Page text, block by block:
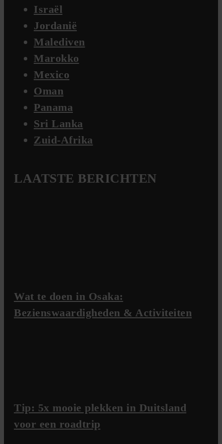
Israël
Jordanië
Malediven
Marokko
Mexico
Oman
Panama
Sri Lanka
Zuid-Afrika
LAATSTE BERICHTEN
Wat te doen in Osaka:
Bezienswaardigheden & Activiteiten
Tip: 5x mooie plekken in Duitsland
voor een roadtrip